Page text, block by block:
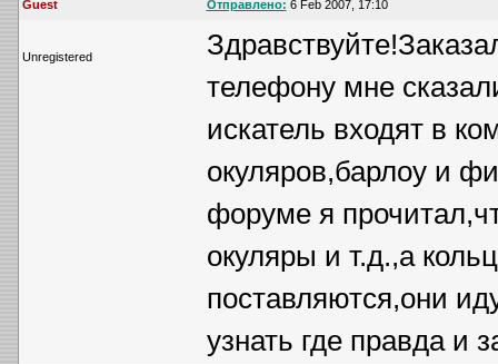
Guest Отправлено: 6 Feb 2007, 17:10
Unregistered
телефону мне
искатель входят в
окуляров,барлоу и
форуме я
окуляры и т.д.,а
поставляются,они
узнать где правда и